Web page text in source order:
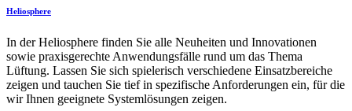
Heliosphere
In der Heliosphere finden Sie alle Neuheiten und Innovationen
sowie praxisgerechte Anwendungsfälle rund um das Thema
Lüftung. Lassen Sie sich spielerisch verschiedene Einsatzbereiche
zeigen und tauchen Sie tief in spezifische Anforderungen ein, für die
wir Ihnen geeignete Systemlösungen zeigen.